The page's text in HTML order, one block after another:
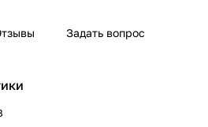
Задать вопрос